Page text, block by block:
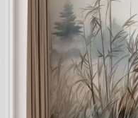
Premium
34.00 €/m²
Premium vinil
40.00€/m²